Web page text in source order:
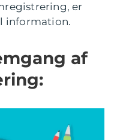
er
information.
af